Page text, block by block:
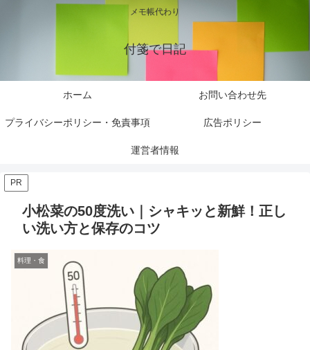
メモ帳代わり
付箋で日記
ホーム お問い合わせ先
プライバシーポリシー・免責事項 広告ポリシー
運営者情報
PR
小松菜の50度洗い｜シャキッと新鮮！正し
い洗い方と保存のコツ
料理・食